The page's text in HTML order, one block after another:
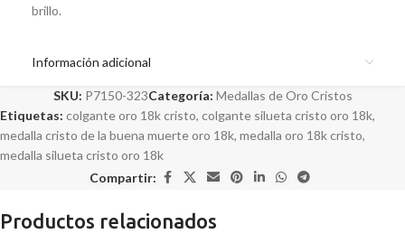
brillo.
Información adicional
SKU: P7150-323Categoría: Medallas de Oro Cristos
Etiquetas: colgante oro 18k cristo, colgante silueta cristo oro 18k,
medalla cristo de la buena muerte oro 18k, medalla oro 18k cristo,
medalla silueta cristo oro 18k
Compartir:
Productos relacionados